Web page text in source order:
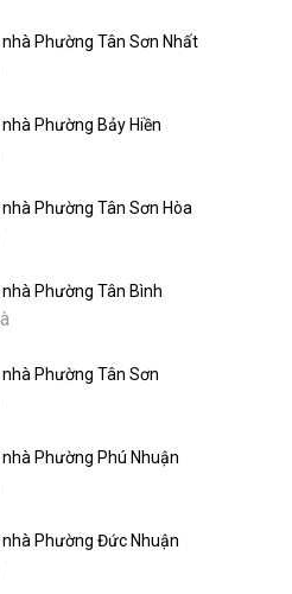
Phường Tân Sơn Nhất
Phường Bảy Hiền
Phường Tân Sơn Hòa
Phường Tân Bình
Phường Tân Sơn
Phường Phú Nhuận
Phường Đức Nhuận